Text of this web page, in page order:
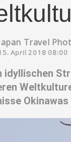
Travel
April 2018 08:00
idyllischen